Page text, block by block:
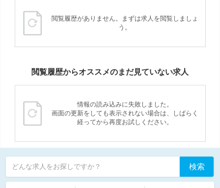
閲覧履歴がありません。まずは求人を閲覧しましょ
う。
閲覧履歴からオススメのまだ見ていない求人
情報の読み込みに失敗しました。
画面の更新をしても表示されない場合は、しばらく
経ってから再度お試しください。
どんな求人をお探しですか？ 検索